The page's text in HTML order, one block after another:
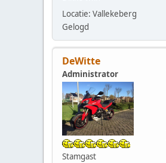
Locatie: Vallekeberg
Gelogd
DeWitte
Administrator
Stamgast